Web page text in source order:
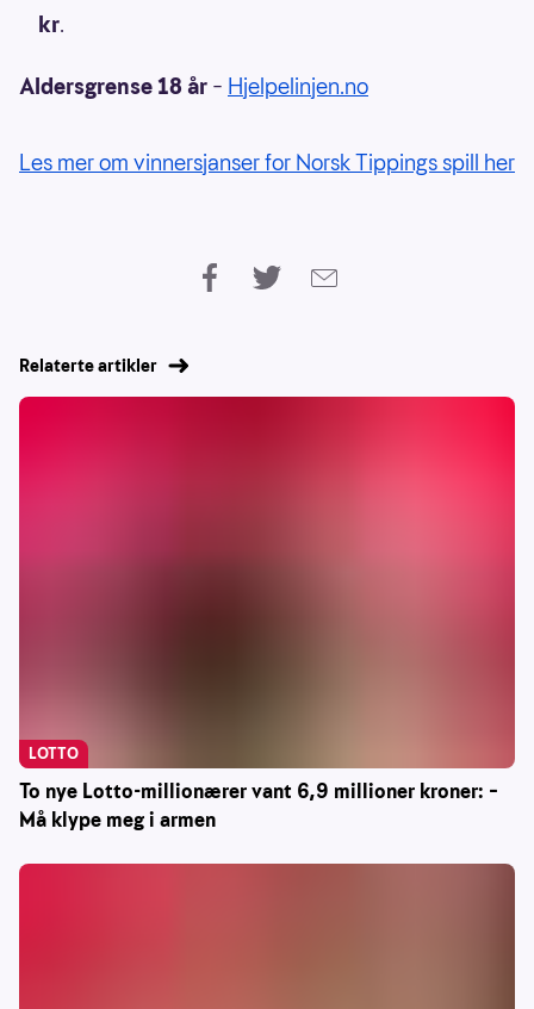
kr.
Aldersgrense 18 år – Hjelpelinjen.no
Les mer om vinnersjanser for Norsk Tippings spill her
Relaterte artikler
To nye Lotto-millionærer vant 6,9 millioner kroner: –
Må klype meg i armen
LOTTO